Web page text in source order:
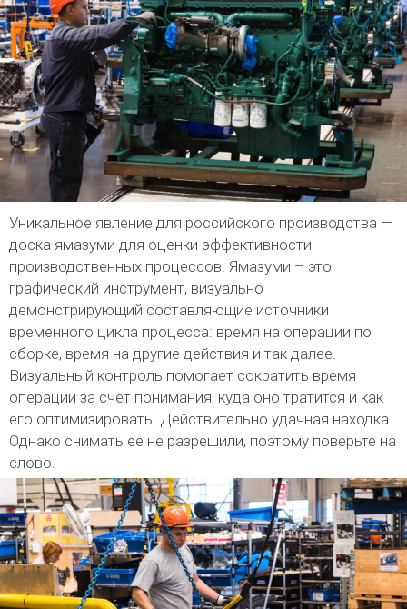
Уникальное явление для российского производства —
доска ямазуми для оценки эффективности
производственных процессов. Ямазуми – это
графический инструмент, визуально
демонстрирующий составляющие источники
временного цикла процесса: время на операции по
сборке, время на другие действия и так далее.
Визуальный контроль помогает сократить время
операции за счет понимания, куда оно тратится и как
его оптимизировать. Действительно удачная находка.
Однако снимать ее не разрешили, поэтому поверьте на
слово.